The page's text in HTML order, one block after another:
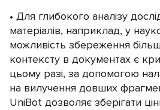
Для глибокого аналізу
матеріалів, наприклад, у
можливість збереження
контексту в документах є
цьому разі, за допомогою
на вилучення довших
UniBot дозволяє зберігати